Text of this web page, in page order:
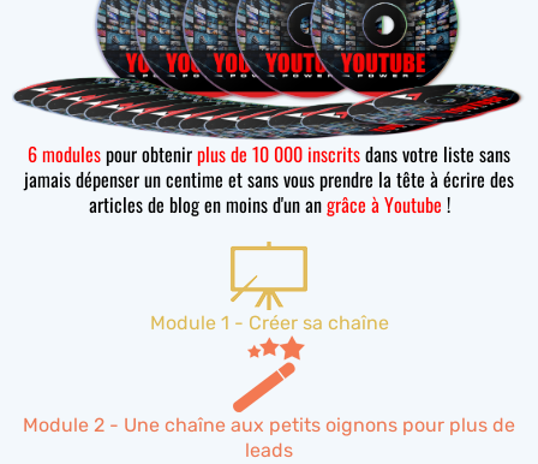
6 modulespour obtenirplus de 10 000 inscritsdans votre liste sans
jamais dépenser un centime et sans vous prendre la tête à écrire des
articles de blog en moins d'un angrâce à Youtube !
Module 1 - Créer sa chaîne
Module 2 - Une chaîne aux petits oignons pour plus de
leads